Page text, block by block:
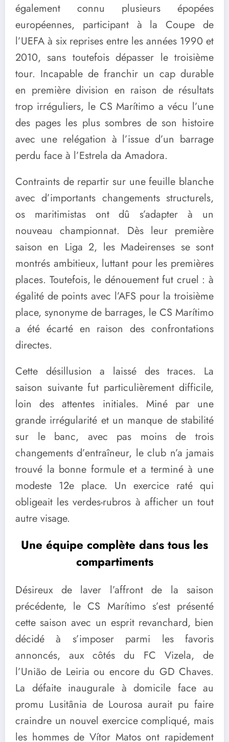
également connu plusieurs épopées
européennes, participant à la Coupe de
l’UEFA à six reprises entre les années 1990 et
2010, sans toutefois dépasser le troisième
tour. Incapable de franchir un cap durable
en première division en raison de résultats
trop irréguliers, le CS Marítimo a vécu l’une
des pages les plus sombres de son histoire
avec une relégation à l’issue d’un barrage
perdu face à l’Estrela da Amadora.
Contraints de repartir sur une feuille blanche
avec d’importants changements structurels,
os maritimistas ont dû s’adapter à un
nouveau championnat. Dès leur première
saison en Liga 2, les Madeirenses se sont
montrés ambitieux, luttant pour les premières
places. Toutefois, le dénouement fut cruel : à
égalité de points avec l’AFS pour la troisième
place, synonyme de barrages, le CS Marítimo
a été écarté en raison des confrontations
directes.
Cette désillusion a laissé des traces. La
saison suivante fut particulièrement difficile,
loin des attentes initiales. Miné par une
grande irrégularité et un manque de stabilité
sur le banc, avec pas moins de trois
changements d’entraîneur, le club n’a jamais
trouvé la bonne formule et a terminé à une
modeste 12e place. Un exercice raté qui
obligeait les verdes-rubros à afficher un tout
autre visage.
Une équipe complète dans tous les
compartiments
Désireux de laver l’affront de la saison
précédente, le CS Marítimo s’est présenté
cette saison avec un esprit revanchard, bien
décidé à s’imposer parmi les favoris
annoncés, aux côtés du FC Vizela, de
l’União de Leiria ou encore du GD Chaves.
La défaite inaugurale à domicile face au
promu Lusitânia de Lourosa aurait pu faire
craindre un nouvel exercice compliqué, mais
les hommes de Vítor Matos ont rapidement